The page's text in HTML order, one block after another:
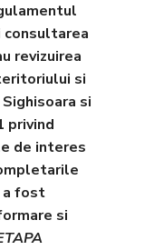
consultarea
revizuirea
si
si
privind
de interes
a fost
si